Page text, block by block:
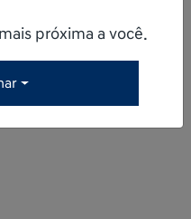
próxima a você.